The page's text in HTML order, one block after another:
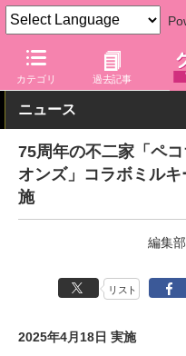
カテゴリ 過去記事
グルメ Watch 店舗 洋菓子
ニュース
75周年の不二家「ペ
オンズ」コラボミル
施
編集
リスト
2025年4月18日 実施